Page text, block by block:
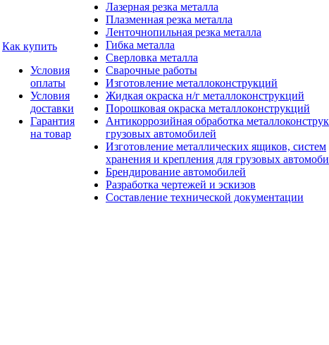
Как купить
Условия
оплаты
Условия
доставки
Гарантия
на товар
Лазерная резка металла
Плазменная резка металла
Ленточнопильная резка металла
Гибка металла
Сверловка металла
Сварочные работы
Изготовление металлоконструкций
Жидкая окраска н/г металлоконструкций
Порошковая окраска металлоконструкций
Антикоррозийная обработка
грузовых автомобилей
Изготовление металлических ящиков, систем
хранения и крепления для грузовых
Брендирование автомобилей
Разработка чертежей и эскизов
Составление технической документации